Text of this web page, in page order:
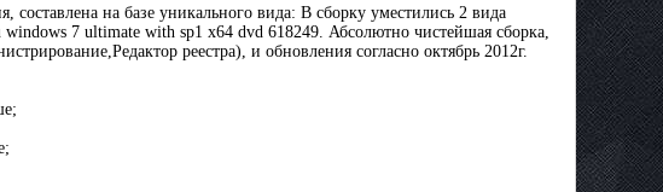
на базе уникального вида: В сборку уместились 2 вида
7 ultimate with sp1 x64 dvd 618249. Абсолютно чистейшая сборка,
реестра), и обновления согласно октябрь 2012г.